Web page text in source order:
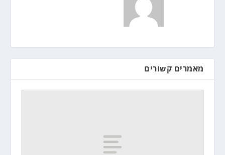
מאמרים קשורים